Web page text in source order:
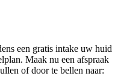
een gratis intake uw huid
Maak nu een afspraak
of door te bellen naar: